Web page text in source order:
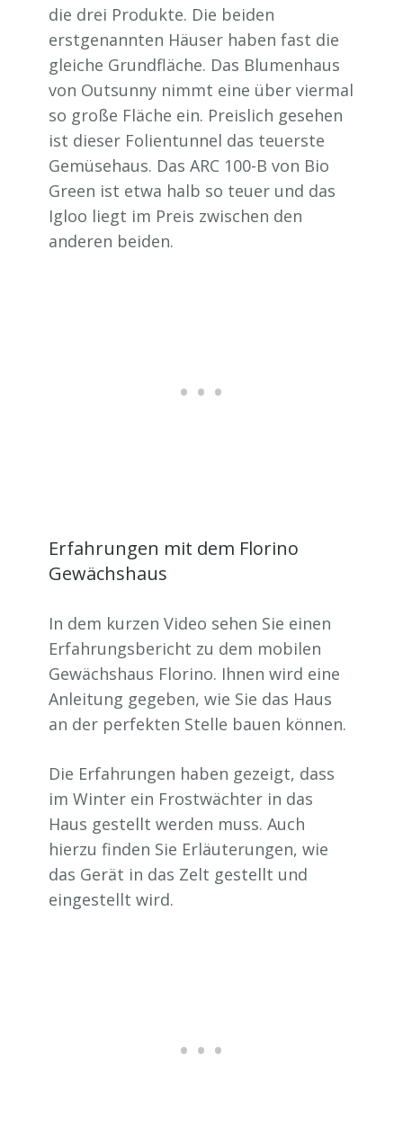
die drei Produkte. Die beiden
erstgenannten Häuser haben fast die
gleiche Grundfläche. Das Blumenhaus
von Outsunny nimmt eine über viermal
so große Fläche ein. Preislich gesehen
ist dieser Folientunnel das teuerste
Gemüsehaus. Das ARC 100-B von Bio
Green ist etwa halb so teuer und das
Igloo liegt im Preis zwischen den
anderen beiden.
Erfahrungen mit dem Florino
Gewächshaus
In dem kurzen Video sehen Sie einen
Erfahrungsbericht zu dem mobilen
Gewächshaus Florino. Ihnen wird eine
Anleitung gegeben, wie Sie das Haus
an der perfekten Stelle bauen können.
Die Erfahrungen haben gezeigt, dass
im Winter ein Frostwächter in das
Haus gestellt werden muss. Auch
hierzu finden Sie Erläuterungen, wie
das Gerät in das Zelt gestellt und
eingestellt wird.